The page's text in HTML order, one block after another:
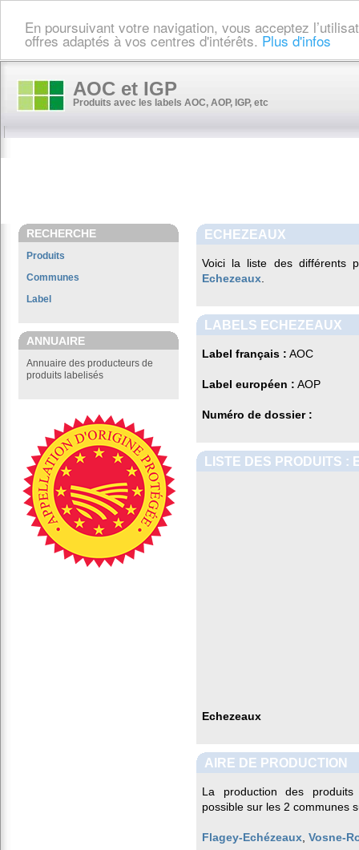
En poursuivant votre navigation, vous acceptez
offres adaptés à vos centres d'intérêts. Plus d'infos
AOC et IGP
Produits avec les labels AOC, AOP, IGP, etc
RECHERCHE
Produits
Communes
Label
ANNUAIRE
Annuaire des producteurs de
produits labelisés
ECHEZEAUX
Voici la liste des différents
Echezeaux
LABELS ECHEZEAUX
Label français : AOC
Label européen : AOP
Numéro de dossier :
LISTE DES PRODUITS :
Echezeaux
AIRE DE PRODUCTION
La production des
possible sur les 2 communes
Flagey-Echézeaux Vosne-